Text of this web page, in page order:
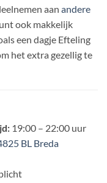
aan andere
ook makkelijk
een dagje Efteling
het extra gezellig te
19:00 – 22:00 uur
BL Breda